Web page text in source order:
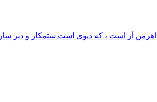
اهرمن آز است ، که دیوی است ستمکار و دیر ساز